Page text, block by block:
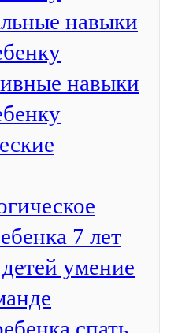
навыки
навыки
7 лет
умение